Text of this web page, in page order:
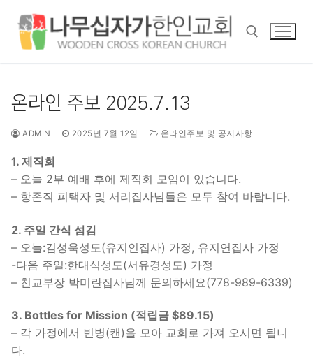
온라인 주보 2025.7.13
ADMIN 2025년 7월 12일 온라인주보 및 공지사항
1. 제직회
– 오늘 2부 예배 후에 제직회 모임이 있습니다.
– 항존직 피택자 및 서리집사님들은 모두 참여 바랍니다.
2. 주일 간식 섬김
– 오늘:김성욱성도(유지인집사) 가정, 유지연집사 가정
-다음 주일:한대식성도(서유경성도) 가정
– 친교부장 박미란집사님께 문의하세요(778-989-6339)
3. Bottles for Mission (적립금 $89.15)
– 각 가정에서 빈병(캔)을 모아 교회로 가져 오시면 됩니
다.